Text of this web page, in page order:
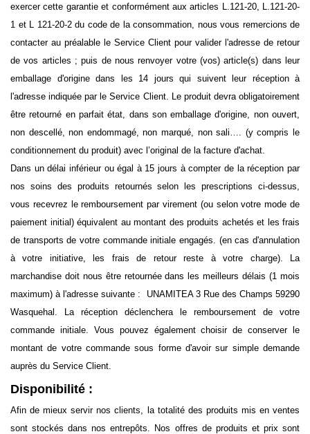
exercer cette garantie et conformément aux articles L.121-20, L.121-20-
1 et L 121-20-2 du code de la consommation, nous vous remercions de
contacter au préalable le Service Client pour valider l'adresse de retour
de vos articles ; puis de nous renvoyer votre (vos) article(s) dans leur
emballage d'origine dans les 14 jours qui suivent leur réception à
l'adresse indiquée par le Service Client. Le produit devra obligatoirement
être retourné en parfait état, dans son emballage d'origine, non ouvert,
non descellé, non endommagé, non marqué, non sali…. (y compris le
conditionnement du produit) avec l’original de la facture d'achat.
Dans un délai inférieur ou égal à 15 jours à compter de la réception par
nos soins des produits retournés selon les prescriptions ci-dessus,
vous recevrez le remboursement par virement (ou selon votre mode de
paiement initial) équivalent au montant des produits achetés et les frais
de transports de votre commande initiale engagés. (en cas d'annulation
à votre initiative, les frais de retour reste à votre charge). La
marchandise doit nous être retournée dans les meilleurs délais (1 mois
maximum) à l'adresse suivante : UNAMITEA 3 Rue des Champs 59290
Wasquehal. La réception déclenchera le remboursement de votre
commande initiale. Vous pouvez également choisir de conserver le
montant de votre commande sous forme d'avoir sur simple demande
auprès du Service Client.
Disponibilité :
Afin de mieux servir nos clients, la totalité des produits mis en ventes
sont stockés dans nos entrepôts. Nos offres de produits et prix sont